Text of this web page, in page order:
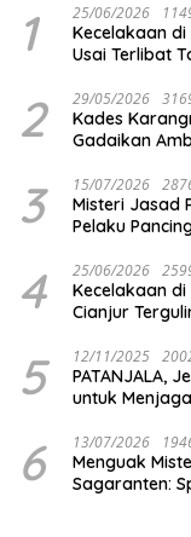
1 25/06/2026
Kecelakaan di
Usai Terlibat
2 29/05/2026
Kades
Gadaikan
3 15/07/2026
Misteri Jasad
Pelaku
4 25/06/2026
Kecelakaan di
Cianjur
5 12/11/2025
PATANJALA,
untuk
6 13/07/2026
Menguak
Sagaranten: